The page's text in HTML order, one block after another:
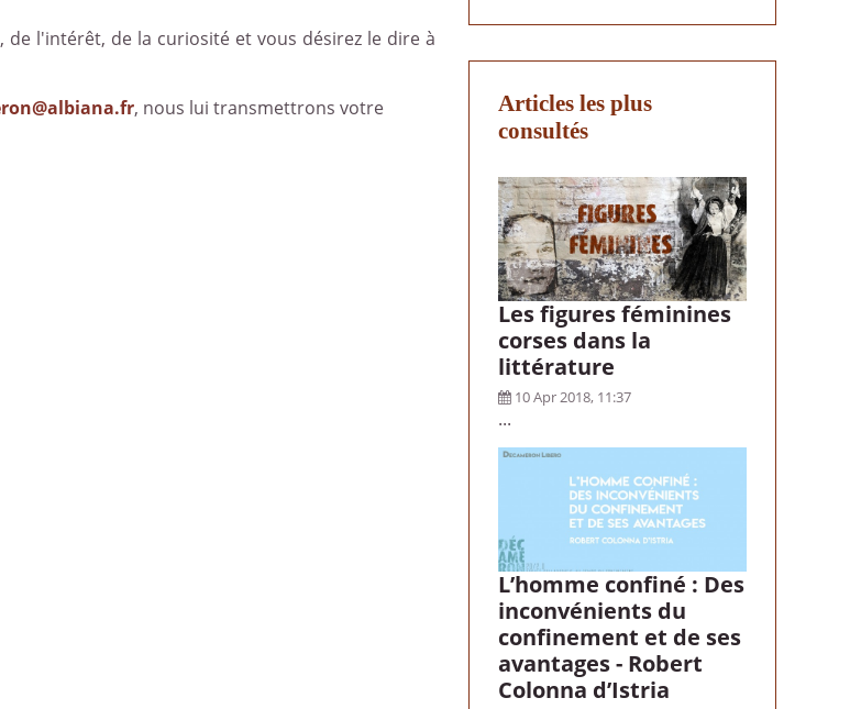
l'intérêt, de la curiosité et vous désirez le dire à
, nous lui transmettrons votre
Articles les plus
consultés
Les figures féminines
corses dans la
littérature
10 Apr 2018, 11:37
...
L’homme confiné : Des
inconvénients du
confinement et de ses
avantages - Robert
Colonna d’Istria